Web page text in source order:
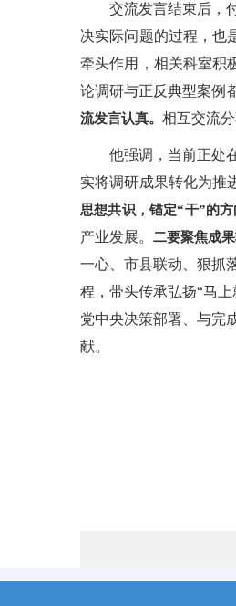
交流发言结束后，
决实际问题的过程，也
牵头作用，相关科室积
论调研与正反典型案例
流发言认真。 相互交流
他强调，当前正处
实将调研成果转化为推
思想共识，锚定“干”的方
产业发展。 二要聚焦成
一心、市县联动、狠抓
程，带头传承弘扬“马
党中央决策部署、与完
献。